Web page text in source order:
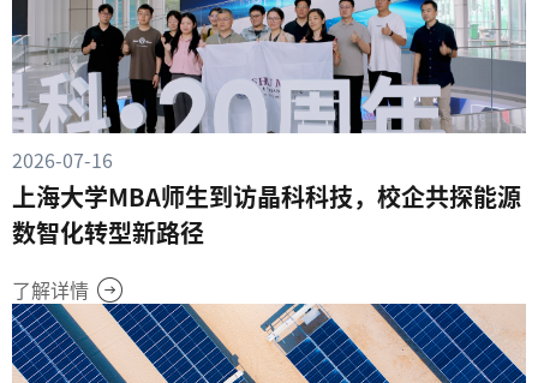
2026-07-16
上海大学MBA师生到访晶科科技，校企共探能源
数智化转型新路径
了解详情